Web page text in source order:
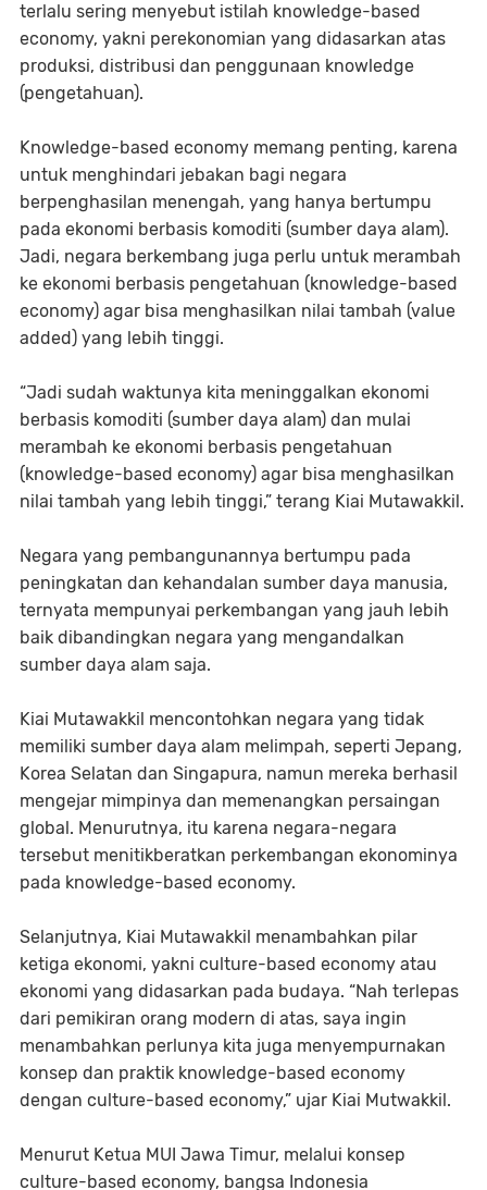
terlalu sering menyebut istilah knowledge-based
economy, yakni perekonomian yang didasarkan atas
produksi, distribusi dan penggunaan knowledge
(pengetahuan).
Knowledge-based economy memang penting, karena
untuk menghindari jebakan bagi negara
berpenghasilan menengah, yang hanya bertumpu
pada ekonomi berbasis komoditi (sumber daya alam).
Jadi, negara berkembang juga perlu untuk merambah
ke ekonomi berbasis pengetahuan (knowledge-based
economy) agar bisa menghasilkan nilai tambah (value
added) yang lebih tinggi.
“Jadi sudah waktunya kita meninggalkan ekonomi
berbasis komoditi (sumber daya alam) dan mulai
merambah ke ekonomi berbasis pengetahuan
(knowledge-based economy) agar bisa menghasilkan
nilai tambah yang lebih tinggi,” terang Kiai Mutawakkil.
Negara yang pembangunannya bertumpu pada
peningkatan dan kehandalan sumber daya manusia,
ternyata mempunyai perkembangan yang jauh lebih
baik dibandingkan negara yang mengandalkan
sumber daya alam saja.
Kiai Mutawakkil mencontohkan negara yang tidak
memiliki sumber daya alam melimpah, seperti Jepang,
Korea Selatan dan Singapura, namun mereka berhasil
mengejar mimpinya dan memenangkan persaingan
global. Menurutnya, itu karena negara-negara
tersebut menitikberatkan perkembangan ekonominya
pada knowledge-based economy.
Selanjutnya, Kiai Mutawakkil menambahkan pilar
ketiga ekonomi, yakni culture-based economy atau
ekonomi yang didasarkan pada budaya. “Nah terlepas
dari pemikiran orang modern di atas, saya ingin
menambahkan perlunya kita juga menyempurnakan
konsep dan praktik knowledge-based economy
dengan culture-based economy,” ujar Kiai Mutwakkil.
Menurut Ketua MUI Jawa Timur, melalui konsep
culture-based economy, bangsa Indonesia